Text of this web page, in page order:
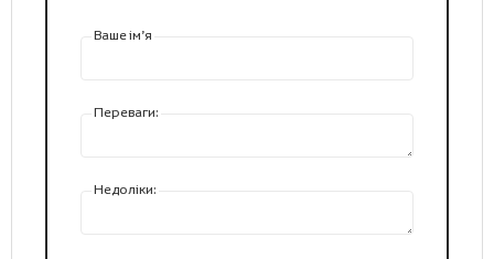
Ваше ім’я
Переваги:
Недоліки: